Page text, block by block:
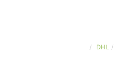
DHL